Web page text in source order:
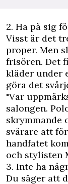
2. Ha på sig
Visst är det
proper. Men
frisören. Det
kläder under
göra det
"Var
salongen.
skrymmande
svårare att
handfatet
och stylisten
3. Inte ha
Du säger att